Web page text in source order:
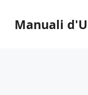
contenuto
Manuali